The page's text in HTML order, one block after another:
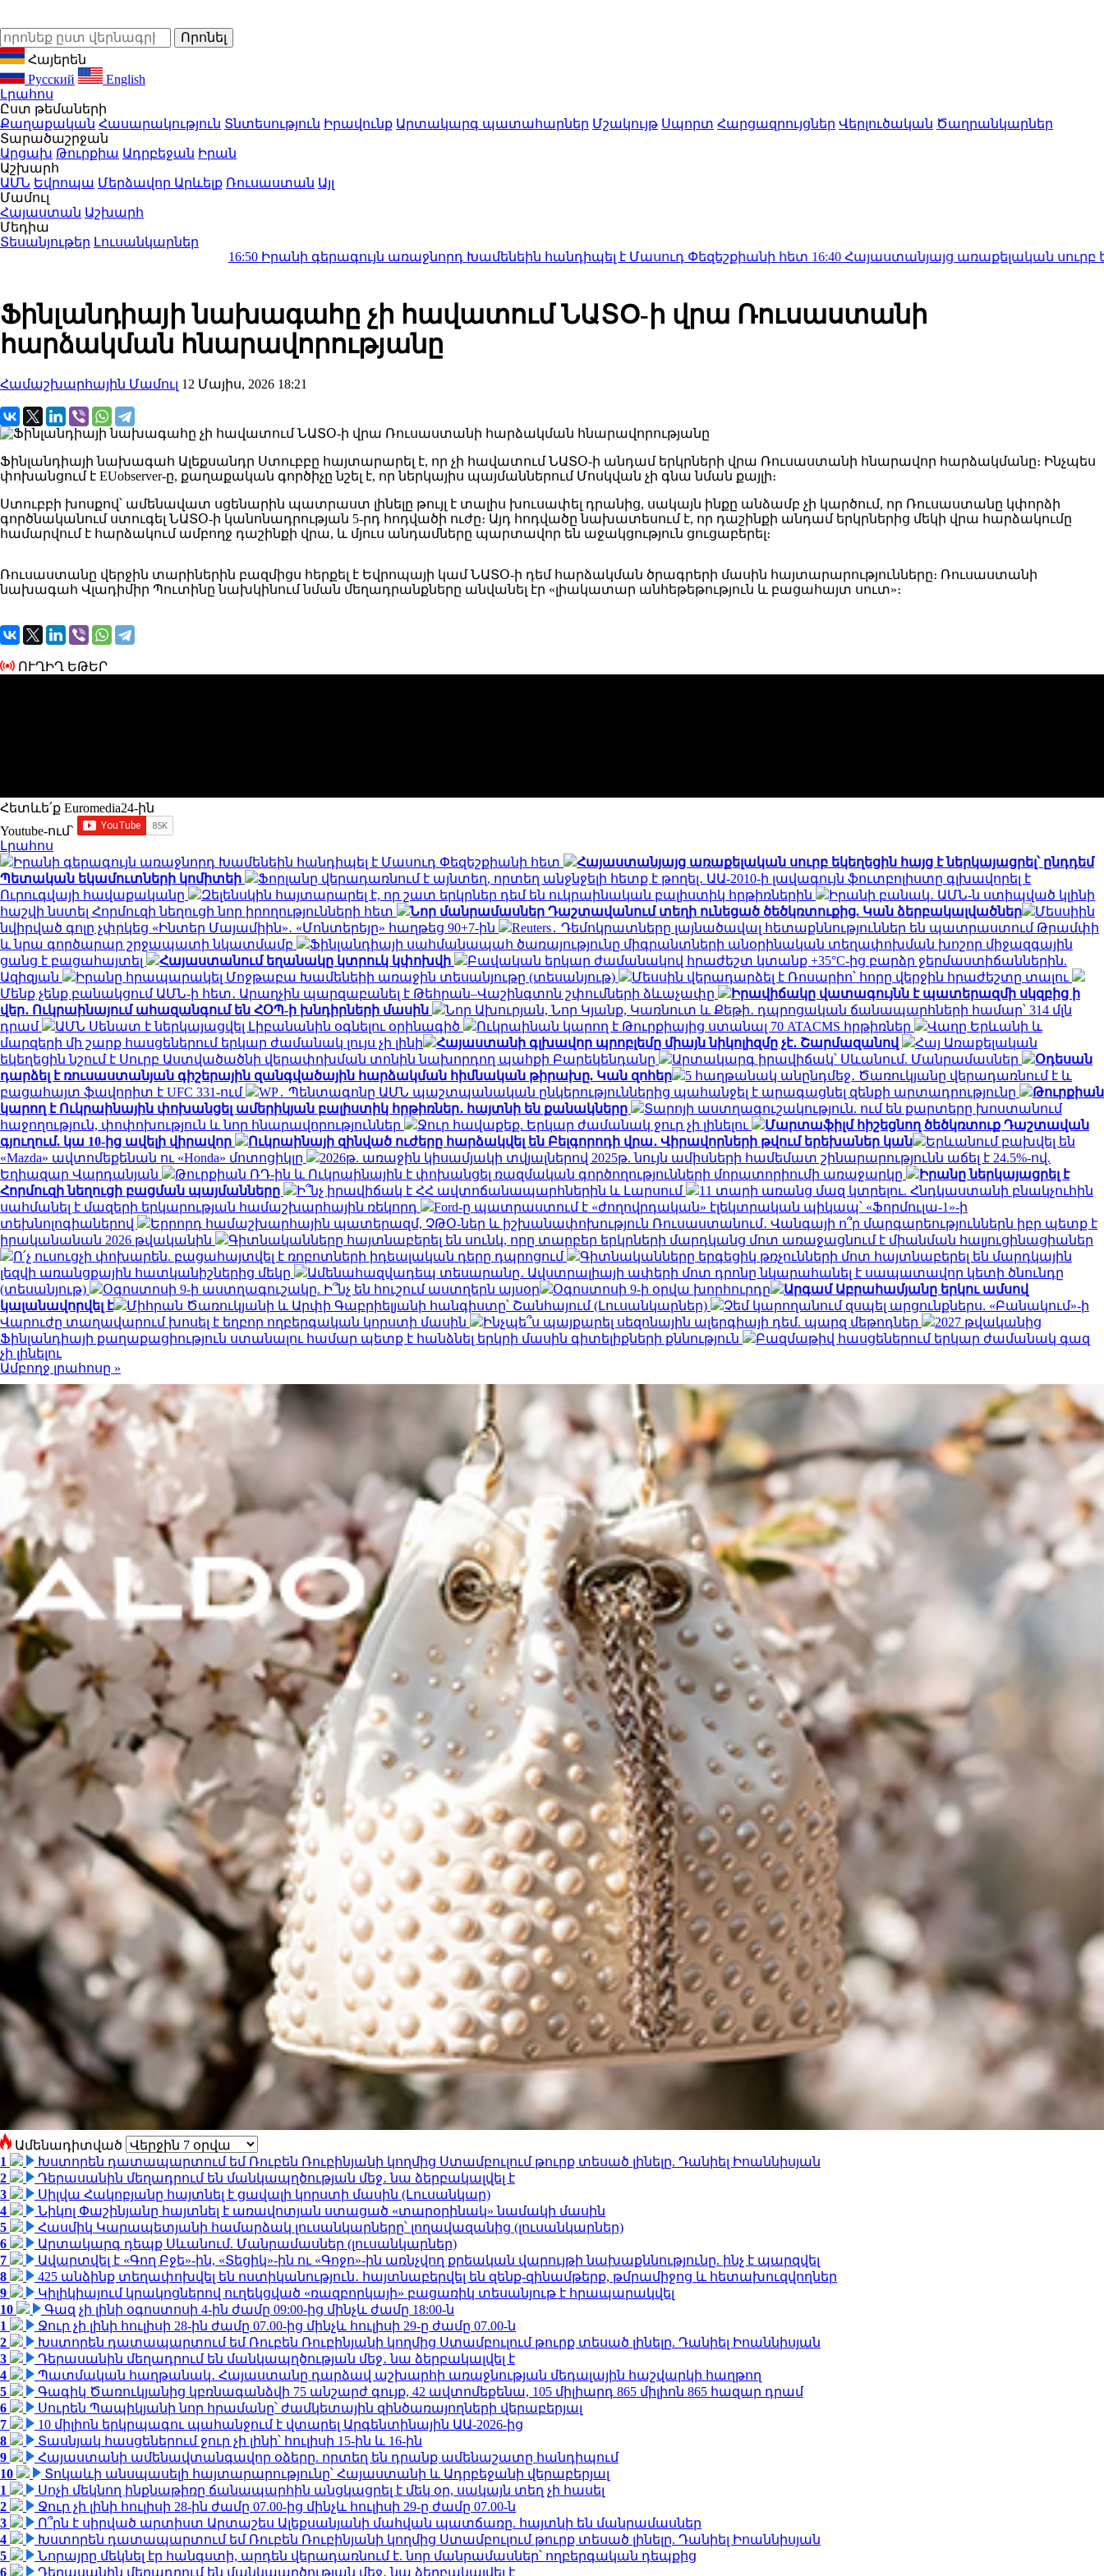
Հայերեն
Русский
English
Լրահոս
Ըստ թեմաների
Քաղաքական Հասարակություն Տնտեսություն Իրավունք Արտակարգ պատահարներ Մշակույթ Սպորտ Հարցազրույցներ Վերլուծական Ծաղրանկարներ
Տարածաշրջան
Արցախ Թուրքիա Ադրբեջան Իրան
Աշխարհ
ԱՄՆ Եվրոպա Մերձավոր Արևելք Ռուսաստան Այլ
Մամուլ
Հայաստան Աշխարհ
Մեդիա
Տեսանյութեր Լուսանկարներ
Իրանի գերագույն առաջնորդ Խամենեին հանդիպել է Մասուդ Փեզեշքիանի հետ16:40Հայաստանյայց առաքելական սուրբ եկեղեցին
Ֆինլանդիայի նախագահը չի հավատում ՆԱՏՕ-ի վրա Ռուսաստանի
հարձակման հնարավորությանը
Համաշխարհային Մամուլ 12 Մայիս, 2026 18:21
Ֆինլանդիայի նախագահ Ալեքսանդր Ստուբբը հայտարարել է, որ չի հավատում ՆԱՏՕ-ի անդամ երկրների վրա Ռուսաստանի հնարավոր հարձակմանը։ Ինչպես
փոխանցում է EUobserver-ը, քաղաքական գործիչը նշել է, որ ներկայիս պայմաններում Մոսկվան չի գնա նման քայլի։
Ստուբբի խոսքով՝ ամենավատ սցենարին պատրաստ լինելը թույլ է տալիս խուսափել դրանից, սակայն ինքը անձամբ չի կարծում, որ Ռուսաստանը կփորձի
գործնականում ստուգել ՆԱՏՕ-ի կանոնադրության 5-րդ հոդվածի ուժը։ Այդ հոդվածը նախատեսում է, որ դաշինքի անդամ երկրներից մեկի վրա հարձակումը
համարվում է հարձակում ամբողջ դաշինքի վրա, և մյուս անդամները պարտավոր են աջակցություն ցուցաբերել։
Ռուսաստանը վերջին տարիներին բազմիցս հերքել է Եվրոպայի կամ ՆԱՏՕ-ի դեմ հարձակման ծրագրերի մասին հայտարարությունները։ Ռուսաստանի
նախագահ Վլադիմիր Պուտինը նախկինում նման մեղադրանքները անվանել էր «լիակատար անհեթեթություն և բացահայտ սուտ»։
ՈՒՂԻՂ ԵԹԵՐ
Հետևե՛ք Euromedia24-ին
Youtube-ում`
Լրահոս
Իրանի գերագույն առաջնորդ Խամենեին հանդիպել է Մասուդ Փեզեշքիանի հետ
Հայաստանյայց առաքելական սուրբ եկեղեցին հայց է ներկայացրել՝ ընդդեմ
Պետական եկամուտների կոմիտեի
Ֆորլանը վերադառնում է այնտեղ, որտեղ անջնջելի հետք է թողել․ ԱԱ-2010-ի լավագույն ֆուտբոլիստը գլխավորել է
Ուրուգվայի հավաքականը
Զելենսկին հայտարարել է, որ շատ երկրներ դեմ են ուկրաինական բալիստիկ հրթիռներին
Իրանի բանակ․ ԱՄՆ-ն ստիպված կլինի
հաշվի նստել Հորմուզի նեղուցի նոր իրողությունների հետ
Նոր մանրամասներ Դաշտավանում տեղի ունեցած ծեծկռտուքից. Կան ձերբակալվածներ
Մեսսիին
նվիրված գոլը չփրկեց «Ինտեր Մայամիին»․ «Մոնտերեյը» հաղթեց 90+7-ին
Reuters․ Դեմոկրատները լայնածավալ հետաքննություններ են պատրաստում Թրամփի
և նրա գործարար շրջապատի նկատմամբ
Ֆինլանդիայի սահմանապահ ծառայությունը միգրանտների անօրինական տեղափոխման խոշոր միջազգային
ցանց է բացահայտել
Հայաստանում եղանակը կտրուկ կփոխվի
Բավական երկար ժամանակով հրաժեշտ կտանք +35°C-ից բարձր ջերմաստիճաններին.
Ազիզյան
Իրանը հրապարակել Մոջթաբա Խամենեիի առաջին տեսանյութը (տեսանյութ)
Մեսսին վերադարձել է Ռոսարիո՝ հորը վերջին հրաժեշտը տալու
Մենք չենք բանակցում ԱՄՆ-ի հետ․ Արաղչին պարզաբանել է Թեհրան–Վաշինգտոն շփումների ձևաչափը
Իրավիճակը վատագույնն է պատերազմի սկզբից ի
վեր․ Ուկրաինայում ահազանգում են ՀՕՊ-ի խնդիրների մասին
Նոր Ախուրյան, Նոր Կյանք, Կառնուտ և Քեթի․ դպրոցական ճանապարհների համար՝ 314 մլն
դրամ
ԱՄՆ Սենատ է ներկայացվել Լիբանանին օգնելու օրինագիծ Ուկրաինան կարող է Թուրքիայից ստանալ 70 ATACMS հրթիռներ
Վաղը Երևանի և
մարզերի մի շարք հասցեներում երկար ժամանակ լույս չի լինի
Հայաստանի գլխավոր պրոբլեմը միայն նիկոլիզմը չէ․ Շարմազանով
Հայ Առաքելական
եկեղեցին նշում է Սուրբ Աստվածածնի վերափոխման տոնին նախորդող պահքի Բարեկենդանը
Արտակարգ իրավիճակ՝ Սևանում. Մանրամասներ
Օդեսան
դարձել է ռուսաստանյան գիշերային զանգվածային հարձակման հիմնական թիրախը. Կան զոհեր
5 հաղթանակ անընդմեջ․ Ծառուկյանը վերադառնում է և
բացահայտ ֆավորիտ է UFC 331-ում
WP․ Պենտագոնը ԱՄՆ պաշտպանական ընկերություններից պահանջել է արագացնել զենքի արտադրությունը
Թուրքիան
կարող է Ուկրաինային փոխանցել ամերիկյան բալիստիկ հրթիռներ․ հայտնի են քանակները
Տարոյի աստղագուշակություն. ում են քարտերը խոստանում
հաջողություն, փոփոխություն և նոր հնարավորություններ
Ջուր հավաքեք. Երկար ժամանակ ջուր չի լինելու
Մարտաֆիլմ հիշեցնող ծեծկռտուք Դաշտավան
գյուղում. կա 10-ից ավելի վիրավոր
Ուկրաինայի զինված ուժերը հարձակվել են Բելգորոդի վրա․ Վիրավորների թվում երեխաներ կան
Երևանում բախվել են
«Mazda» ավտոմեքենան ու «Honda» մոտոցիկլը
2026թ. առաջին կիսամյակի տվյալներով 2025թ. նույն ամիսների համեմատ շինարարությունն աճել է 24.5%-ով.
Եղիազար Վարդանյան
Թուրքիան ՌԴ-ին և Ուկրաինային է փոխանցել ռազմական գործողությունների մորատորիումի առաջարկը
Իրանը ներկայացրել է
Հորմուզի նեղուցի բացման պայմանները
Ի՞նչ իրավիճակ է ՀՀ ավտոճանապարհներին և Լարսում
11 տարի առանց մազ կտրելու. Հնդկաստանի բնակչուհին
սահմանել է մազերի երկարության համաշխարհային ռեկորդ
Ford-ը պատրաստում է «ժողովրդական» էլեկտրական պիկապ՝ «Ֆորմուլա-1»-ի
տեխնոլոգիաներով
Երրորդ համաշխարհային պատերազմ, ՉԹՕ-ներ և իշխանափոխություն Ռուսաստանում․ Վանգայի ո՞ր մարգարեություններն իբր պետք է
իրականանան 2026 թվականին
Գիտնականները հայտնաբերել են սունկ, որը տարբեր երկրների մարդկանց մոտ առաջացնում է միանման հալյուցինացիաներ
Ո՛չ ուսուցչի փոխարեն. բացահայտվել է ռոբոտների իդեալական դերը դպրոցում
Գիտնականները երգեցիկ թռչունների մոտ հայտնաբերել են մարդկային
լեզվի առանցքային հատկանիշներից մեկը
Ամենահազվադեպ տեսարանը․ Ավստրալիայի ափերի մոտ դրոնը նկարահանել է սապատավոր կետի ծնունդը
(տեսանյութ)
Օգոստոսի 9-ի աստղագուշակը. Ի՞նչ են հուշում աստղերն այսօր Օգոստոսի 9-ի օրվա խորհուրդը
Արգամ Աբրահամյանը երկու ամսով
կալանավորվել է
Միհրան Ծառուկյանի և Արփի Գաբրիելյանի հանգիստը՝ Շանհայում (Լուսանկարներ)
Չեմ կարողանում զսպել արցունքներս. «Բանակում»-ի
Վարուժը տաղավարում խոսել է եղբոր ողբերգական կորստի մասին
Ինչպե՞ս պայքարել սեզոնային ալերգիայի դեմ. պարզ մեթոդներ
2027 թվականից
Ֆինլանդիայի քաղաքացիություն ստանալու համար պետք է հանձնել երկրի մասին գիտելիքների քննություն
Բազմաթիվ հասցեներում երկար ժամանակ գազ
չի լինելու
Ամբողջ լրահոսը »
Ամենադիտված
1
Խստորեն դատապարտում եմ Ռուբեն Ռուբինյանի կողմից Ստամբուլում թուրք տեսած լինելը. Դանիել Իոաննիսյան
2
Դերասանին մեղադրում են մանկապղծության մեջ․ նա ձերբակալվել է
3
Սիլվա Հակոբյանը հայտնել է ցավալի կորստի մասին (Լուսանկար)
4
Նիկոլ Փաշինյանը հայտնել է առավոտյան ստացած «տարօրինակ» նամակի մասին
5
Հասմիկ Կարապետյանի համարձակ լուսանկարները՝ լողավազանից (լուսանկարներ)
6
Արտակարգ դեպք Սևանում. Մանրամասներ (լուսանկարներ)
7
Ավարտվել է «Գող Բջե»-ին, «Տեցիկ»-ին ու «Գոջո»-ին առնչվող քրեական վարույթի նախաքննությունը. ինչ է պարզվել
8
425 անձինք տեղափոխվել են ոստիկանություն․ հայտնաբերվել են զենք-զինամթերք, թմրամիջոց և հետախուզվողներ
9
Կիլիկիայում կրակոցներով ուղեկցված «ռազբորկայի» բացառիկ տեսանյութ է հրապարակվել
10
Գազ չի լինի օգոստոսի 4-ին ժամը 09:00-ից մինչև ժամը 18:00-ն
1
Ջուր չի լինի հուլիսի 28-ին ժամը 07.00-ից մինչև հուլիսի 29-ը ժամը 07.00-ն
2
Խստորեն դատապարտում եմ Ռուբեն Ռուբինյանի կողմից Ստամբուլում թուրք տեսած լինելը. Դանիել Իոաննիսյան
3
Դերասանին մեղադրում են մանկապղծության մեջ․ նա ձերբակալվել է
4
Պատմական հաղթանակ․ Հայաստանը դարձավ աշխարհի առաջնության մեդալային հաշվարկի հաղթող
5
Գագիկ Ծառուկյանից կբռնագանձվի 75 անշարժ գույք, 42 ավտոմեքենա, 105 միլիարդ 865 միլիոն 865 հազար դրամ
6
Սուրեն Պապիկյանի նոր հրամանը՝ ժամկետային զինծառայողների վերաբերյալ
7
10 միլիոն երկրպագու պահանջում է վտարել Արգենտինային ԱԱ-2026-ից
8
Տասնյակ հասցեներում ջուր չի լինի՝ հուլիսի 15-ին և 16-ին
9
Հայաստանի ամենավտանգավոր օձերը. որտեղ են դրանք ամենաշատը հանդիպում
10
Տոկաևի անսպասելի հայտարարությունը՝ Հայաստանի և Ադրբեջանի վերաբերյալ
1
Սոչի մեկնող ինքնաթիռը ճանապարհին անցկացրել է մեկ օր, սակայն տեղ չի հասել
2
Ջուր չի լինի հուլիսի 28-ին ժամը 07.00-ից մինչև հուլիսի 29-ը ժամը 07.00-ն
3
Ո՞րն է սիրված արտիստ Արտաշես Ալեքսանյանի մահվան պատճառը. հայտնի են մանրամասներ
4
Խստորեն դատապարտում եմ Ռուբեն Ռուբինյանի կողմից Ստամբուլում թուրք տեսած լինելը. Դանիել Իոաննիսյան
5
Նորայրը մեկնել էր հանգստի, արդեն վերադառնում է. նոր մանրամասներ՝ ողբերգական դեպքից
6
Դերասանին մեղադրում են մանկապղծության մեջ․ նա ձերբակալվել է